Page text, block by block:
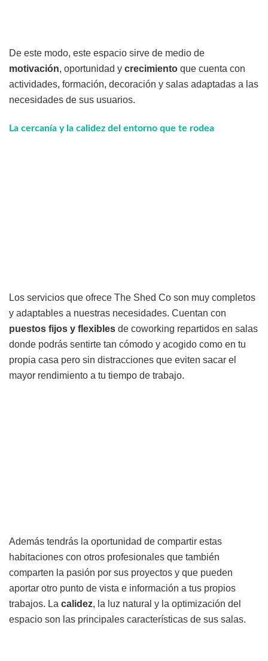
De este modo, este espacio sirve de medio de
motivación, oportunidad y crecimiento que cuenta con
actividades, formación, decoración y salas adaptadas a las
necesidades de sus usuarios.
La cercanía y la calidez del entorno que te rodea
Los servicios que ofrece The Shed Co son muy completos
y adaptables a nuestras necesidades. Cuentan con
puestos fijos y flexibles de coworking repartidos en salas
donde podrás sentirte tan cómodo y acogido como en tu
propia casa pero sin distracciones que eviten sacar el
mayor rendimiento a tu tiempo de trabajo.
Además tendrás la oportunidad de compartir estas
habitaciones con otros profesionales que también
comparten la pasión por sus proyectos y que pueden
aportar otro punto de vista e información a tus propios
trabajos. La calidez, la luz natural y la optimización del
espacio son las principales características de sus salas.